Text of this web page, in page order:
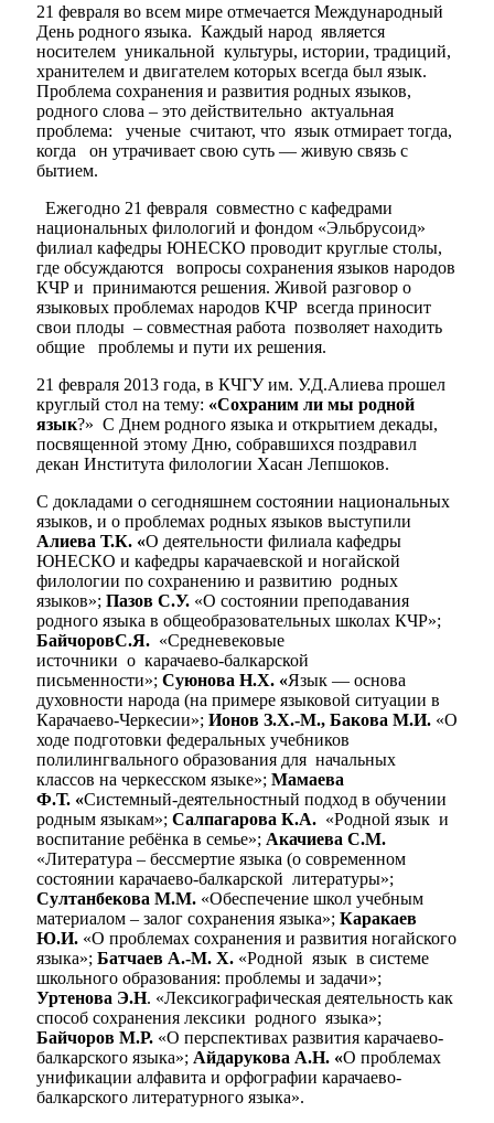
21 февраля во всем мире отмечается Международный
День родного языка. Каждый народ является
носителем уникальной культуры, истории, традиций,
хранителем и двигателем которых всегда был язык.
Проблема сохранения и развития родных языков,
родного слова – это действительно актуальная
проблема: ученые считают, что язык отмирает тогда,
когда он утрачивает свою суть — живую связь с
бытием.
Ежегодно 21 февраля совместно с кафедрами
национальных филологий и фондом «Эльбрусоид»
филиал кафедры ЮНЕСКО проводит круглые столы,
где обсуждаются вопросы сохранения языков народов
КЧР и принимаются решения. Живой разговор о
языковых проблемах народов КЧР всегда приносит
свои плоды – совместная работа позволяет находить
общие проблемы и пути их решения.
21 февраля 2013 года, в КЧГУ им. У.Д.Алиева прошел
круглый стол на тему: «Сохраним ли мы родной
язык?» С Днем родного языка и открытием декады,
посвященной этому Дню, собравшихся поздравил
декан Института филологии Хасан Лепшоков.
С докладами о сегодняшнем состоянии национальных
языков, и о проблемах родных языков выступили
Алиева Т.К. «О деятельности филиала кафедры
ЮНЕСКО и кафедры карачаевской и ногайской
филологии по сохранению и развитию родных
языков»; Пазов С.У. «О состоянии преподавания
родного языка в общеобразовательных школах КЧР»;
БайчоровС.Я. «Средневековые
источники о карачаево-балкарской
письменности»; Суюнова Н.Х. «Язык — основа
духовности народа (на примере языковой ситуации в
Карачаево-Черкесии»; Ионов З.Х.-М., Бакова М.И. «О
ходе подготовки федеральных учебников
полилингвального образования для начальных
классов на черкесском языке»; Мамаева
Ф.Т. «Системный-деятельностный подход в обучении
родным языкам»; Салпагарова К.А. «Родной язык и
воспитание ребёнка в семье»; Акачиева С.М.
«Литература – бессмертие языка (о современном
состоянии карачаево-балкарской литературы»;
Султанбекова М.М. «Обеспечение школ учебным
материалом – залог сохранения языка»; Каракаев
Ю.И. «О проблемах сохранения и развития ногайского
языка»; Батчаев А.-М. Х. «Родной язык в системе
школьного образования: проблемы и задачи»;
Уртенова Э.Н. «Лексикографическая деятельность как
способ сохранения лексики родного языка»;
Байчоров М.Р. «О перспективах развития карачаево-
балкарского языка»; Айдарукова А.Н. «О проблемах
унификации алфавита и орфографии карачаево-
балкарского литературного языка».